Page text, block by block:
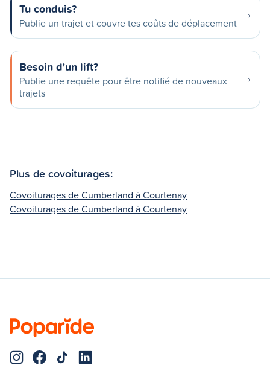
Tu conduis?
Publie un trajet et couvre tes coûts de déplacement
Besoin d'un lift?
Publie une requête pour être notifié de nouveaux
trajets
Plus de covoiturages:
Covoiturages de Cumberland à Courtenay
Covoiturages de Cumberland à Courtenay